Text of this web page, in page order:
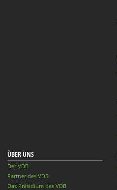
ÜBER UNS
Der VDB
Partner des VDB
Das Präsidium des VDB